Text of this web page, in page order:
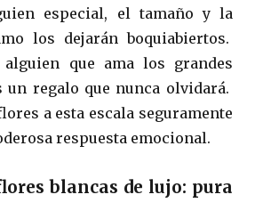
especial, el tamaño y la
los dejarán boquiabiertos.
alguien que ama los grandes
un regalo que nunca olvidará.
a esta escala seguramente
respuesta emocional.
blancas de lujo: pura